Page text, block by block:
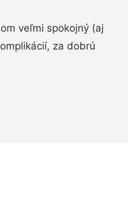
veľmi spokojný (aj
za dobrú